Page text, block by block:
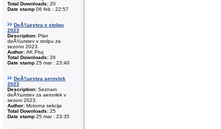
Total Downloads: 20
Date stamp 06 feb : 22:57
DeÅ¾urstva v stolpu
2023
Description: Plan
deÅ¾urstev v stolpu za
sezono 2023.
Author: AK Ptuj
Total Downloads: 26
Date stamp 25 mar : 23:40
DeÅ¾urstva aerovlek
2023
Description: Seznam
deÅ¾urstev za aerovlek v
sezoni 2023.
Author: Motorna sekcija
Total Downloads: 25
Date stamp 25 mar : 23:35